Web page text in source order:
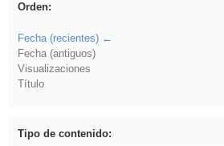
Orden:
Fecha (recientes)
Fecha (antiguos)
Visualizaciones
Título
Tipo de contenido: